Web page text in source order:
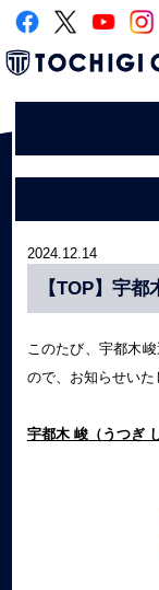
2024.12.14
【TOP】宇
このたび、宇都木
ので、お知らせいた
宇都木 峻（うつぎ